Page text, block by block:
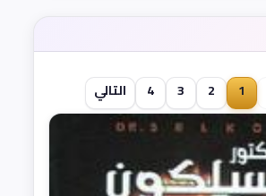
1
2
3
4 التالي